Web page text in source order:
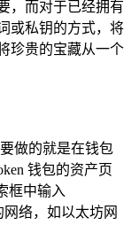
，而对于已经拥有
或私钥的方式，将
珍贵的宝藏从一个
做的就是在钱包
钱包的资产页
框中输入
络，如以太坊网